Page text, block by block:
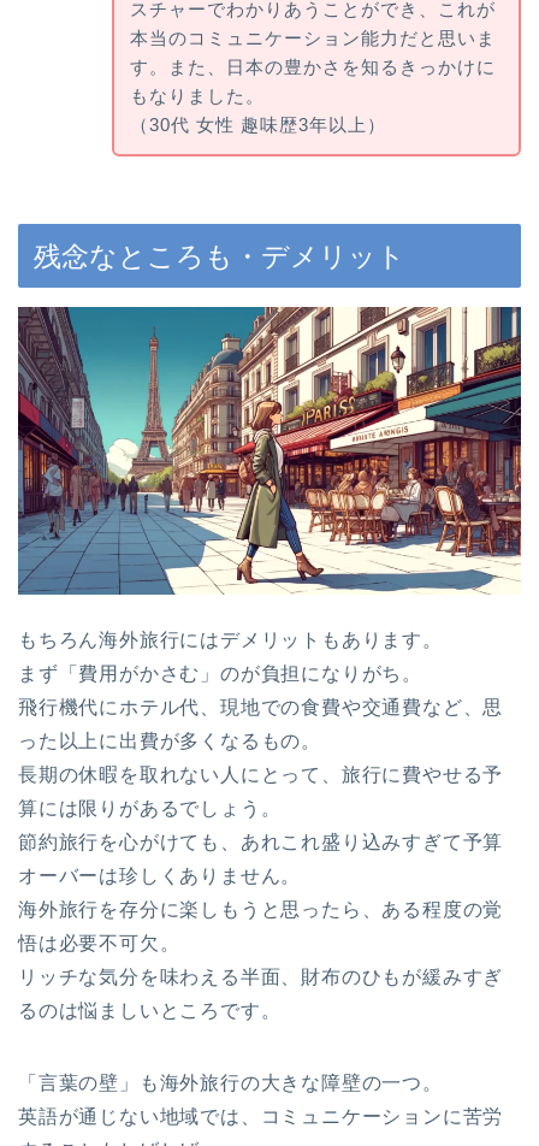
スチャーでわかりあうことができ、これが
本当のコミュニケーション能力だと思いま
す。また、日本の豊かさを知るきっかけに
もなりました。
（30代 女性 趣味歴3年以上）
残念なところも・デメリット
もちろん海外旅行にはデメリットもあります。
まず「費用がかさむ」のが負担になりがち。
飛行機代にホテル代、現地での食費や交通費など、思
った以上に出費が多くなるもの。
長期の休暇を取れない人にとって、旅行に費やせる予
算には限りがあるでしょう。
節約旅行を心がけても、あれこれ盛り込みすぎて予算
オーバーは珍しくありません。
海外旅行を存分に楽しもうと思ったら、ある程度の覚
悟は必要不可欠。
リッチな気分を味わえる半面、財布のひもが緩みすぎ
るのは悩ましいところです。
「言葉の壁」も海外旅行の大きな障壁の一つ。
英語が通じない地域では、コミュニケーションに苦労